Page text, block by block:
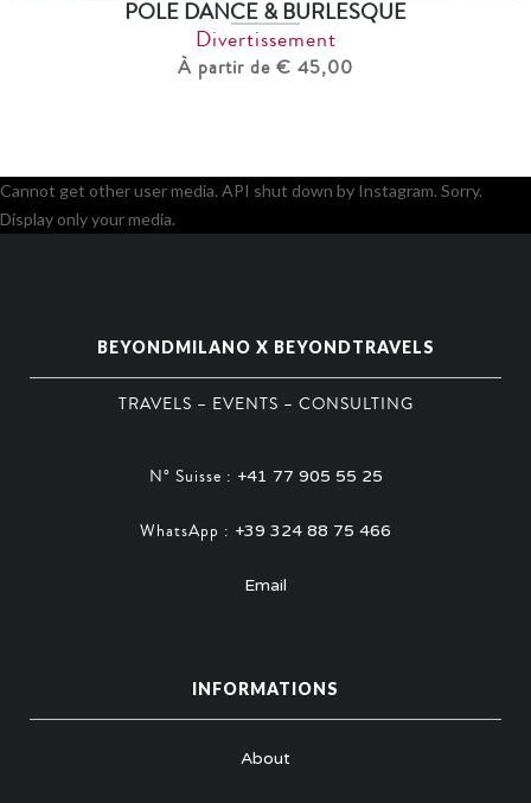
POLE DANCE & BURLESQUE
Divertissement
À partir de € 45,00
Cannot get other user media. API shut down by Instagram. Sorry.
Display only your media.
BEYONDMILANO X BEYONDTRAVELS
TRAVELS – EVENTS – CONSULTING
N° Suisse : +41 77 905 55 25
WhatsApp : +39 324 88 75 466
Email
INFORMATIONS
About